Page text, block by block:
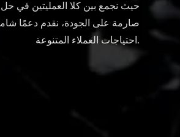
حيث نجمع بين كلا العمليتين في
صارمة على الجودة، نقدم دعمًا
احتياجات العملاء المتنوعة.